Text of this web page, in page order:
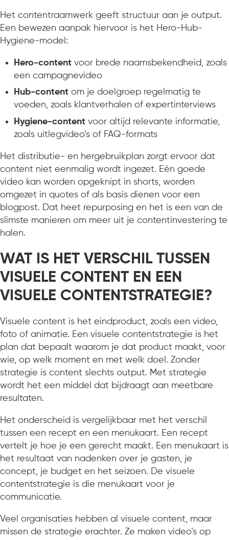
Het contentraamwerk geeft structuur aan je output.
Een bewezen aanpak hiervoor is het Hero-Hub-
Hygiene-model:
Hero-content voor brede naamsbekendheid, zoals
een campagnevideo
Hub-content om je doelgroep regelmatig te
voeden, zoals klantverhalen of expertinterviews
Hygiene-content voor altijd relevante informatie,
zoals uitlegvideo’s of FAQ-formats
Het distributie- en hergebruikplan zorgt ervoor dat
content niet eenmalig wordt ingezet. Eén goede
video kan worden opgeknipt in shorts, worden
omgezet in quotes of als basis dienen voor een
blogpost. Dat heet repurposing en het is een van de
slimste manieren om meer uit je contentinvestering te
halen.
WAT IS HET VERSCHIL TUSSEN
VISUELE CONTENT EN EEN
VISUELE CONTENTSTRATEGIE?
Visuele content is het eindproduct, zoals een video,
foto of animatie. Een visuele contentstrategie is het
plan dat bepaalt waarom je dat product maakt, voor
wie, op welk moment en met welk doel. Zonder
strategie is content slechts output. Met strategie
wordt het een middel dat bijdraagt aan meetbare
resultaten.
Het onderscheid is vergelijkbaar met het verschil
tussen een recept en een menukaart. Een recept
vertelt je hoe je een gerecht maakt. Een menukaart is
het resultaat van nadenken over je gasten, je
concept, je budget en het seizoen. De visuele
contentstrategie is die menukaart voor je
communicatie.
Veel organisaties hebben al visuele content, maar
missen de strategie erachter. Ze maken video’s op